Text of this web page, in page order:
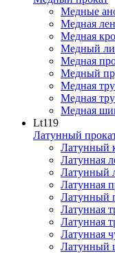
Медные
Медная
Медная
Медный
Медная
Медный
Медная
Медная
Медная
Lt119
Латунный
Латунный
Латунная
Латунный
Латунная
Латунный
Латунная
Латунная
Латунная
Латунный